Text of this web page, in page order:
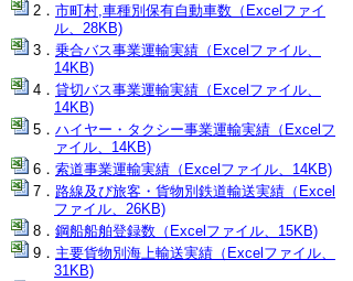
市町村,車種別保有自動車数（Excelファイ
ル、28KB)
乗合バス事業運輸実績（Excelファイル、
14KB)
貸切バス事業運輸実績（Excelファイル、
14KB)
ハイヤー・タクシー事業運輸実績（Excelフ
ァイル、14KB)
索道事業運輸実績（Excelファイル、14KB)
路線及び旅客・貨物別鉄道輸送実績（Excel
ファイル、26KB)
鋼船船舶登録数（Excelファイル、15KB)
主要貨物別海上輸送実績（Excelファイル、
31KB)